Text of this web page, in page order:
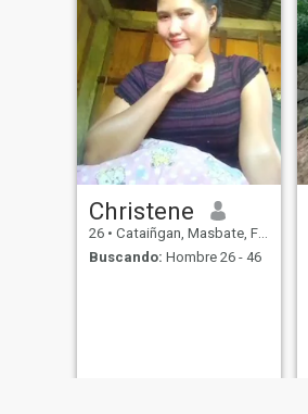
Christene
26 • Cataiñgan, Masbate, Filipinas
Buscando: Hombre 26 - 46